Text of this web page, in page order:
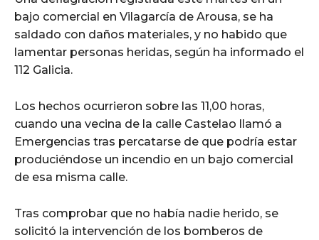
bajo comercial en Vilagarcía de Arousa, se ha
saldado con daños materiales, y no habido que
lamentar personas heridas, según ha informado el
112 Galicia.
Los hechos ocurrieron sobre las 11,00 horas,
cuando una vecina de la calle Castelao llamó a
Emergencias tras percatarse de que podría estar
produciéndose un incendio en un bajo comercial
de esa misma calle.
Tras comprobar que no había nadie herido, se
solicitó la intervención de los bomberos de